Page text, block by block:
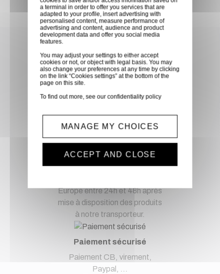
Achetez en toute confiance
Notre équipe est à votre service depuis 20 ans.
directement en magasin ou
faites vous livrer chez vous ou
dans les points relais de notre
partenaire GLS, partout en
Europe entre 24h et 48h après
mise à disposition des produits
à notre transporteur.
Paiement sécurisé
Paiement CB, virement,
Paypal, ...
a terminal in order to offer you services that are
adapted to your profile, insert advertising with
personalised content, measure performance of
advertising and content, audience and product
development data and offer you social media
features.
You may adjust your settings to either accept
cookies or not, or object with legal basis. You may
also change your preferences at any time by clicking
on the link “Cookies settings” at the bottom of the
page on this site.
To find out more, see ourconfidentiality policy
MANAGE MY CHOICES
ACCEPT AND CLOSE